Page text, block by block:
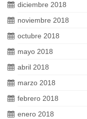
diciembre 2018
noviembre 2018
octubre 2018
mayo 2018
abril 2018
marzo 2018
febrero 2018
enero 2018